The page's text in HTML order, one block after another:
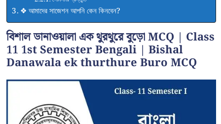
❖ আমাদের সাজেশন আপনি কেন কিনবেন?
বিশাল ডানাওয়ালা এক থুরথুরে বুড়ো MCQ | Class
11 1st Semester Bengali | Bishal
Danawala ek thurthure Buro MCQ